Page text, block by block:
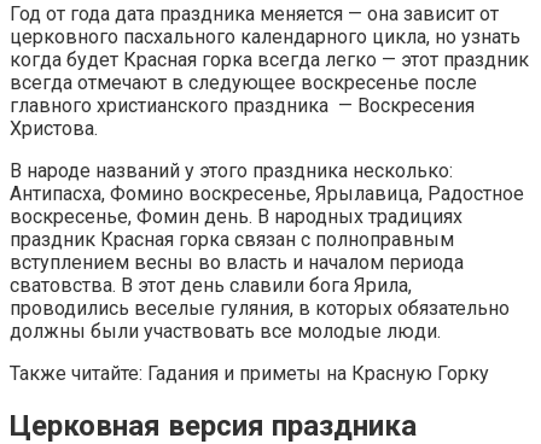
Год от года дата праздника меняется — она зависит от
церковного пасхального календарного цикла, но узнать
когда будет Красная горка всегда легко — этот праздник
всегда отмечают в следующее воскресенье после
главного христианского праздника — Воскресения
Христова.
В народе названий у этого праздника несколько:
Антипасха, Фомино воскресенье, Ярылавица, Радостное
воскресенье, Фомин день. В народных традициях
праздник Красная горка связан с полноправным
вступлением весны во власть и началом периода
сватовства. В этот день славили бога Ярила,
проводились веселые гуляния, в которых обязательно
должны были участвовать все молодые люди.
Также читайте: Гадания и приметы на Красную Горку
Церковная версия праздника